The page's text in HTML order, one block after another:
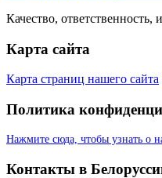
Качество,
Карта сайта
Карта страниц нашего сайта
Политика
Нажмите сюда, чтобы узнать о
Контакты в